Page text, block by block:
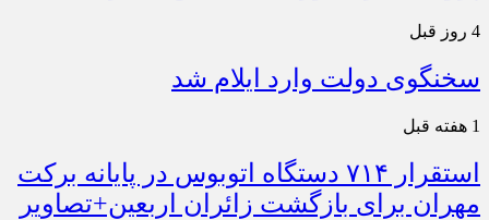
4 روز قبل
سخنگوی دولت وارد ایلام شد
1 هفته قبل
استقرار ۷۱۴ دستگاه اتوبوس در پایانه برکت
مهران برای بازگشت زائران اربعین+تصاویر